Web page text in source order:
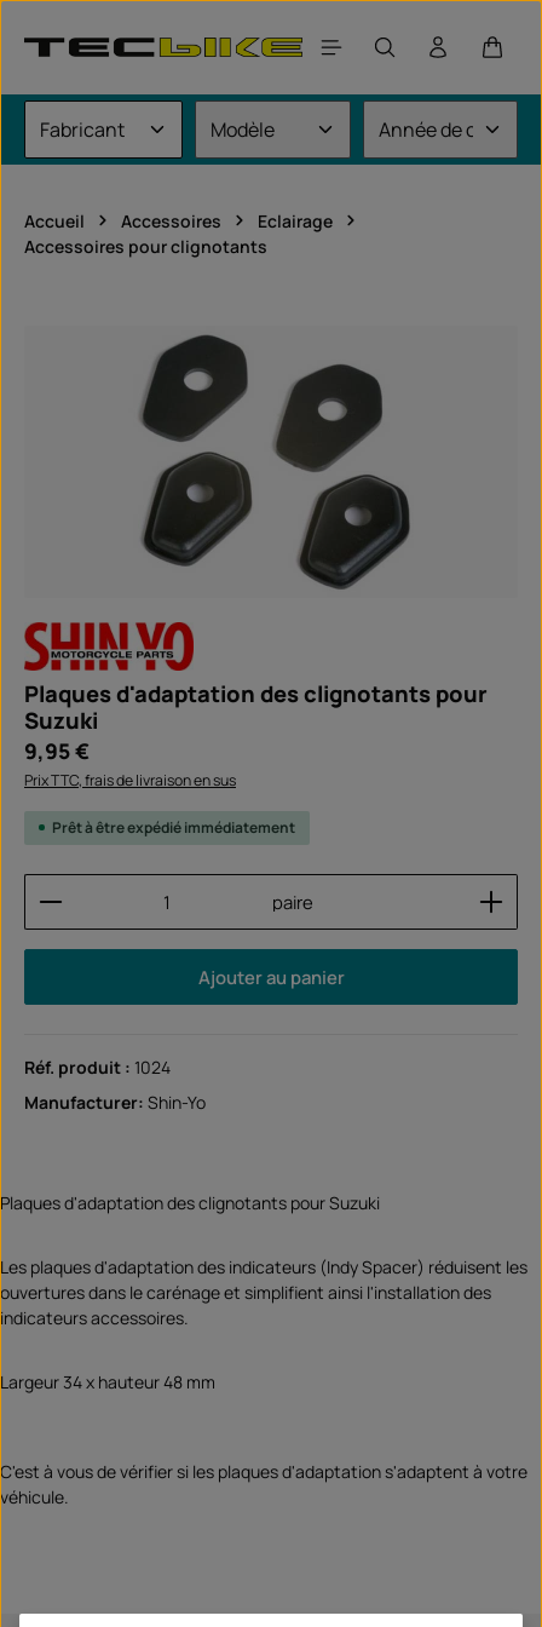
Le
Accueil Accessoires
Eclairage
Accessoires pour clignotants
Ignorer la galerie d'images
Plaques d'adaptation des clignotants pour
Suzuki
Prix régulier :
9,95 €
Prix TTC, frais de livraison en sus
Prêt à être expédié immédiatement
Quantité de produit : Entrez la quantité
paire
Ajouter au panier
Réf. produit : 1024
Manufacturer: Shin-Yo
Plaques d'adaptation des clignotants pour Suzuki
Les plaques d'adaptation des indicateurs (Indy Spacer) réduisent les
ouvertures dans le carénage et simplifient ainsi l'installation des
indicateurs accessoires.
Largeur 34 x hauteur 48 mm
C'est à vous de vérifier si les plaques d'adaptation s'adaptent à votre
véhicule.